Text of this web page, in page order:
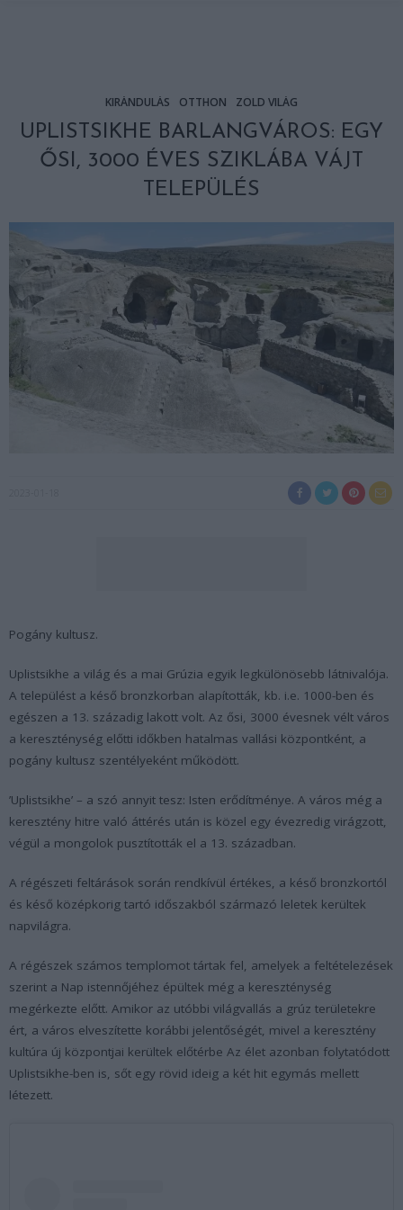
KIRÁNDULÁS OTTHON ZÖLD VILÁG
UPLISTSIKHE BARLANGVÁROS: EGY
ŐSI, 3000 ÉVES SZIKLÁBA VÁJT
TELEPÜLÉS
Pogány kultusz.
Uplistsikhe a világ és a mai Grúzia egyik legkülönösebb látnivalója.
A települést a késő bronzkorban alapították, kb. i.e. 1000-ben és
egészen a 13. századig lakott volt. Az ősi, 3000 évesnek vélt város
a kereszténység előtti időkben hatalmas vallási központként, a
pogány kultusz szentélyeként működött.
’Uplistsikhe’ – a szó annyit tesz: Isten erődítménye. A város még a
keresztény hitre való áttérés után is közel egy évezredig virágzott,
végül a mongolok pusztították el a 13. században.
A régészeti feltárások során rendkívül értékes, a késő bronzkortól
és késő középkorig tartó időszakból származó leletek kerültek
napvilágra.
A régészek számos templomot tártak fel, amelyek a feltételezések
szerint a Nap istennőjéhez épültek még a kereszténység
megérkezte előtt. Amikor az utóbbi világvallás a grúz területekre
ért, a város elveszítette korábbi jelentőségét, mivel a keresztény
kultúra új központjai kerültek előtérbe Az élet azonban folytatódott
Uplistsikhe-ben is, sőt egy rövid ideig a két hit egymás mellett
létezett.